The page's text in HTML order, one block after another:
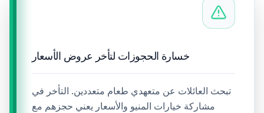
خسارة الحجوزات لتأخر عروض الأسعار
تبحث العائلات عن متعهدي طعام متعددين. التأخر في
مشاركة خيارات المنيو والأسعار يعني حجزهم مع